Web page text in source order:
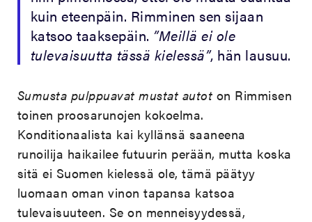
kuin eteenpäin. Rimminen sen sijaan
katsoo taaksepäin. ”Meillä ei ole
tulevaisuutta tässä kielessä”, hän lausuu.
Sumusta pulppuavat mustat autot on Rimmisen
toinen proosarunojen kokoelma.
Konditionaalista kai kyllänsä saaneena
runoilija haikailee futuurin perään, mutta koska
sitä ei Suomen kielessä ole, tämä päätyy
luomaan oman vinon tapansa katsoa
tulevaisuuteen. Se on menneisyydessä,